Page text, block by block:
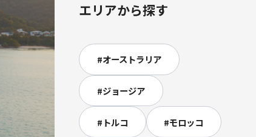
エリアから探す
#オーストラリア
#ジョージア
# トルコ #モロッコ